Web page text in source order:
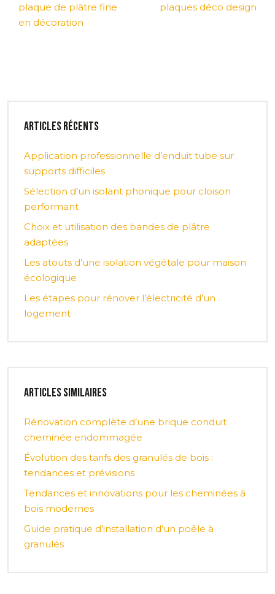
plaque de plâtre fine
en décoration
plaques déco design
Articles récents
Application professionnelle d’enduit tube sur
supports difficiles
Sélection d’un isolant phonique pour cloison
performant
Choix et utilisation des bandes de plâtre
adaptées
Les atouts d’une isolation végétale pour maison
écologique
Les étapes pour rénover l’électricité d’un
logement
Articles similaires
Rénovation complète d’une brique conduit
cheminée endommagée
Évolution des tarifs des granulés de bois :
tendances et prévisions
Tendances et innovations pour les cheminées à
bois modernes
Guide pratique d’installation d’un poêle à
granulés